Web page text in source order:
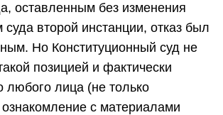
оставленным без изменения
второй инстанции, отказ был
Но Конституционный суд не
позицией и фактически
любого лица (не только
с материалами